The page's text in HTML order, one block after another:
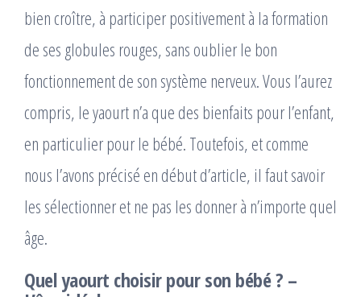
bien croître, à participer positivement à la formation
de ses globules rouges, sans oublier le bon
fonctionnement de son système nerveux. Vous l’aurez
compris, le yaourt n’a que des bienfaits pour l’enfant,
en particulier pour le bébé. Toutefois, et comme
nous l’avons précisé en début d’article, il faut savoir
les sélectionner et ne pas les donner à n’importe quel
âge.
Quel yaourt choisir pour son bébé ? –